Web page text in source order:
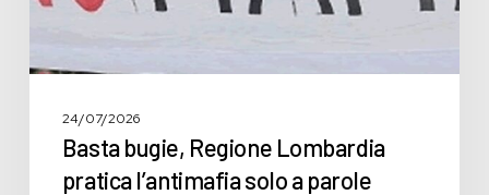
24/07/2026
Basta bugie, Regione Lombardia
pratica l’antimafia solo a parole